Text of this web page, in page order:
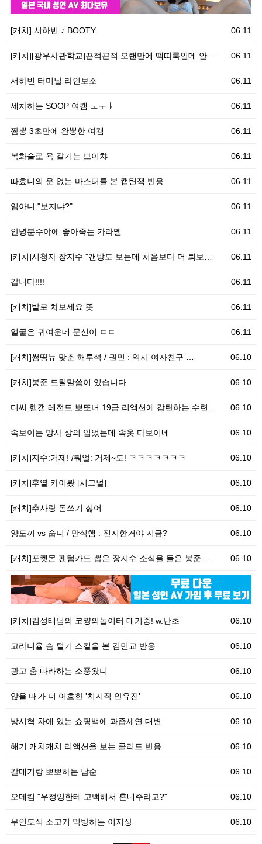
06.11
[캐치] 서하빈 ♪ BOOTY
06.11
[캐치][광우사관학교]끈적끈적 오랜만에 떽띠룩인데 안 …
06.11
서하빈 터미널 라인보소
06.11
세차하는 SOOP 여캠 ㅗㅜㅑ
06.11
짬뽕 3초만에 완뽕한 여캠
06.11
복화술로 욕 갈기는 브이챠
06.11
따효니의 운 없는 마스터를 본 캡틴잭 반응
06.11
임아니 "보지냐?"
06.11
안녕분수야에 좋아죽는 카라멜
06.11
[캐치]시청자 장지수 "갠방도 보는데 처음보다 더 퇴보…
06.11
갑니다!!!!
06.11
[캐치]발로 차보세요 뜻
06.11
얼굴은 귀여운데 문신이 ㄷㄷ
06.10
[캐치]썸띵뉴 맞춘 해루석 / 권민 : 역시 여자친구 …
06.10
[캐치]봉준 드릴말씀이 있습니다
06.10
디씨 헬갤 레전드 뽀또녀 19금 리액션에 감탄하는 수련…
06.10
속보이는 망사 상의 입었는데 속옷 다보이네
06.10
[캐치]지수:거제! /둬얼: 거제~도! ㅋㅋㅋㅋㅋㅋㅋ
06.10
[캐치]후열 카이봤 [시그널]
06.10
[캐치]추사랑 돈쓰기 싫어
06.10
양도끼 vs 숩니 / 만식햄 : 진지한거야 지금?
06.10
[캐치]포켓몬 팬텀카드 뽑은 장지수 소식을 들은 봉준 …
06.10
[캐치]킴성태님의 코쨩의놀이터 대기중! w.난초
06.10
고라니율 슴 털기 스킬을 본 김민교 반응
06.10
광고 춤 따라하는 소풍왔니
06.10
앉을 때가 더 어흐한 '치지직 안유진'
06.10
방시혁 차에 있는 쇼핑백에 과즙세연 대변
06.10
해기 캐치캐치 리액션을 보는 클리드 반응
06.10
갈매기랑 뽀뽀하는 남순
06.10
오메킴 "우정잉한테 고백해서 혼내주라고?"
06.10
무인도식 소고기 먹방하는 이지상